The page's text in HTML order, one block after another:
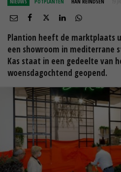
Plantion heeft de marktplaats
een showroom in mediterrane
Kas staat in een gedeelte van
woensdagochtend geopend.